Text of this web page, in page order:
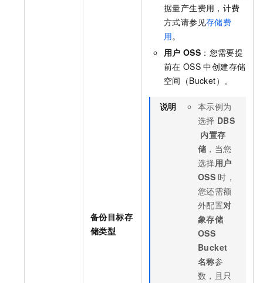
备份目标存
储类型
据量产生费用，计费
方式请参见存储费
用。
用户 OSS ：您需要提
前在 OSS 中创建存储
空间（Bucket）。
说明
本示例为
选择 DBS
内置存
储 ，当您
选择用户
OSS 时，
您还需额
外配置对
象存储
OSS
Bucket
名称参
数，且只